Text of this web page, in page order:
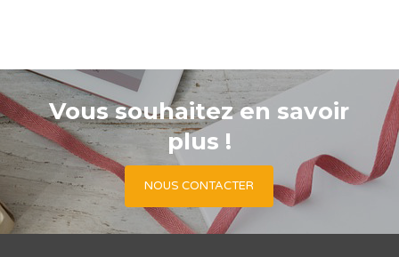
Vous souhaitez en savoir
plus !
NOUS CONTACTER